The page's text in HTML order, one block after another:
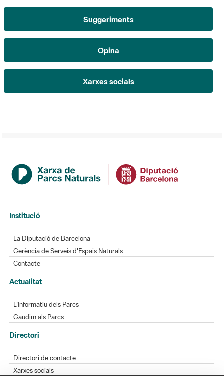
Suggeriments
Opina
Xarxes socials
Institució
La Diputació de Barcelona
Gerència de Serveis d'Espais Naturals
Contacte
Actualitat
L'Informatiu dels Parcs
Gaudim als Parcs
Directori
Directori de contacte
Xarxes socials